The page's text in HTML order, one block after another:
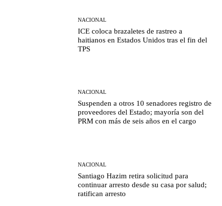
NACIONAL
ICE coloca brazaletes de rastreo a
haitianos en Estados Unidos tras el fin del
TPS
NACIONAL
Suspenden a otros 10 senadores registro de
proveedores del Estado; mayoría son del
PRM con más de seis años en el cargo
NACIONAL
Santiago Hazim retira solicitud para
continuar arresto desde su casa por salud;
ratifican arresto